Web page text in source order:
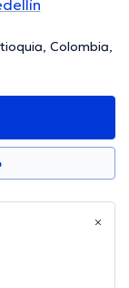
Colombia,